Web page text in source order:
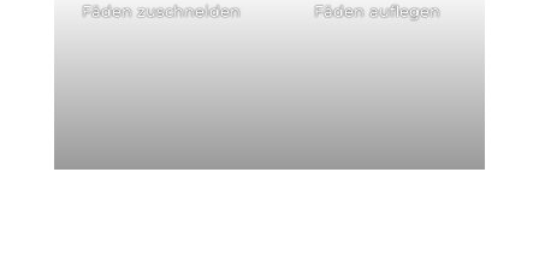
Fäden zuschneiden Fäden auflegen